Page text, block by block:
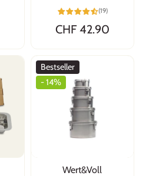
(19)
CHF 42.90
Bestseller
- 14%
Wert&Voll